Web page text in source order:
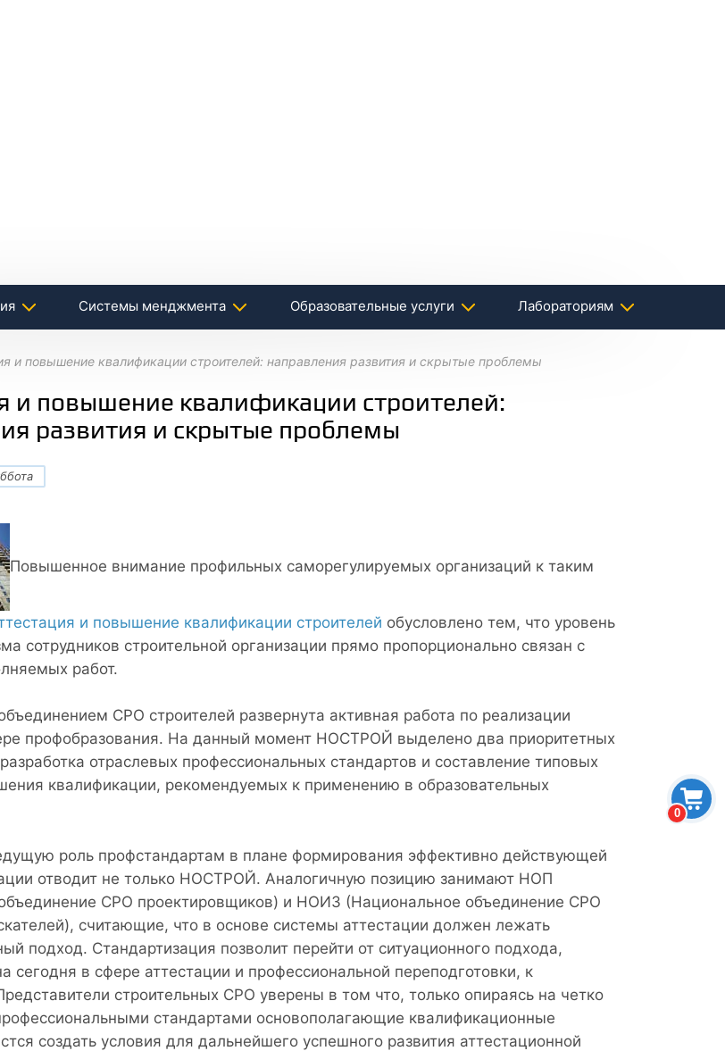
0
Системы менджмента Образовательные услуги Лабораториям
и повышение квалификации строителей: направления развития и скрытые проблемы
и повышение квалификации строителей:
развития и скрытые проблемы
Повышенное внимание профильных саморегулируемых организаций к таким
и повышение квалификации строителей обусловлено тем, что уровень
сотрудников строительной организации прямо пропорционально связан с
работ.
СРО строителей развернута активная работа по реализации
профобразования. На данный момент НОСТРОЙ выделено два приоритетных
отраслевых профессиональных стандартов и составление типовых
квалификации, рекомендуемых к применению в образовательных
роль профстандартам в плане формирования эффективно действующей
отводит не только НОСТРОЙ. Аналогичную позицию занимают НОП
СРО проектировщиков) и НОИЗ (Национальное объединение СРО
считающие, что в основе системы аттестации должен лежать
подход. Стандартизация позволит перейти от ситуационного подхода,
сегодня в сфере аттестации и профессиональной переподготовки, к
строительных СРО уверены в том что, только опираясь на четко
стандартами основополагающие квалификационные
создать условия для дальнейшего успешного развития аттестационной